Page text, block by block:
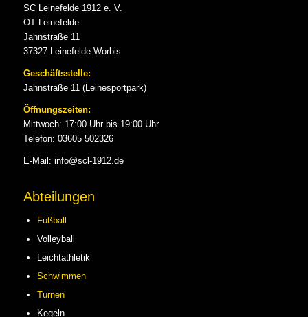
SC Leinefelde 1912 e. V.
OT Leinefelde
Jahnstraße 11
37327 Leinefelde-Worbis
Geschäftsstelle:
Jahnstraße 11 (Leinesportpark)
Öffnungszeiten:
Mittwoch: 17:00 Uhr bis 19:00 Uhr
Telefon: 03605 502326
E-Mail: info@scl-1912.de
Abteilungen
Fußball
Volleyball
Leichtathletik
Schwimmen
Turnen
Kegeln